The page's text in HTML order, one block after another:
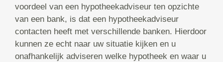
voordeel van een hypotheekadviseur ten opzichte
van een bank, is dat een hypotheekadviseur
contacten heeft met verschillende banken. Hierdoor
kunnen ze echt naar uw situatie kijken en u
onafhankelijk adviseren welke hypotheek en waar u